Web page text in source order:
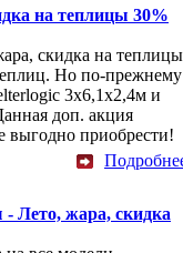
на теплицы 30%
скидка на теплицы
Но по-прежнему
3x6,1x2,4м и
доп. акция
выгодно приобрести!
Лето, жара, скидка